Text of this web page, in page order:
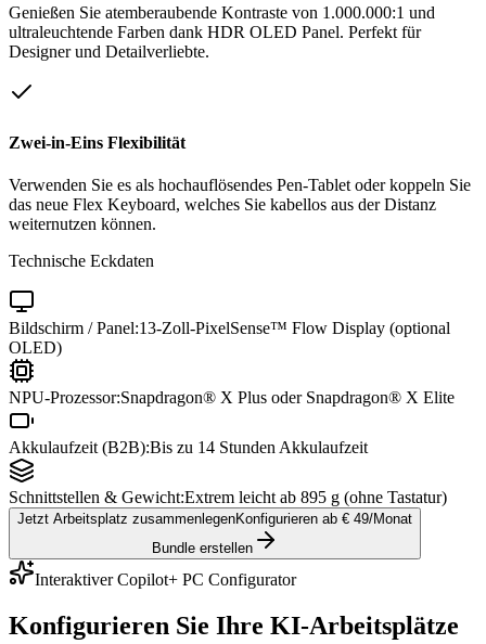
Genießen Sie atemberaubende Kontraste von 1.000.000:1 und
ultraleuchtende Farben dank HDR OLED Panel. Perfekt für
Designer und Detailverliebte.
Zwei-in-Eins Flexibilität
Verwenden Sie es als hochauflösendes Pen-Tablet oder koppeln Sie
das neue Flex Keyboard, welches Sie kabellos aus der Distanz
weiternutzen können.
Technische Eckdaten
Bildschirm / Panel:13-Zoll-PixelSense™ Flow Display (optional
OLED)
NPU-Prozessor:Snapdragon® X Plus oder Snapdragon® X Elite
Akkulaufzeit (B2B):Bis zu 14 Stunden Akkulaufzeit
Schnittstellen & Gewicht:Extrem leicht ab 895 g (ohne Tastatur)
Jetzt Arbeitsplatz zusammenlegenKonfigurieren ab € 49/Monat
Bundle erstellen
Interaktiver Copilot+ PC Configurator
Konfigurieren Sie Ihre KI-Arbeitsplätze